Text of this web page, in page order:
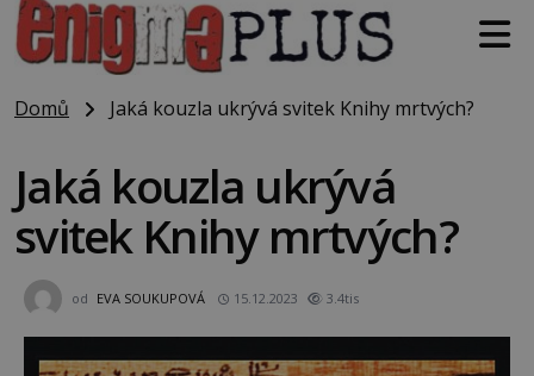
Domů Jaká kouzla ukrývá svitek Knihy mrtvých?
Jaká kouzla ukrývá
svitek Knihy mrtvých?
od EVA SOUKUPOVÁ 15.12.2023 3.4tis